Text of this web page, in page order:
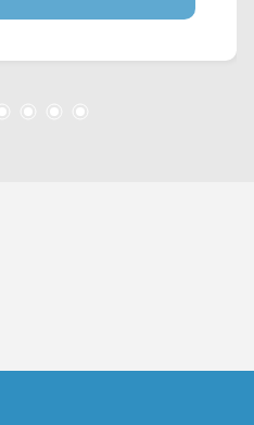
farmácias,
com
(19) 3475-4546